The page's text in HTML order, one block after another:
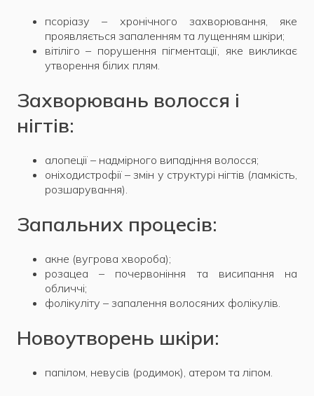
псоріазу – хронічного захворювання, яке
проявляється запаленням та лущенням шкіри;
вітіліго – порушення пігментації, яке викликає
утворення білих плям.
Захворювань волосся і
нігтів:
алопеції – надмірного випадіння волосся;
оніходистрофії – змін у структурі нігтів (ламкість,
розшарування).
Запальних процесів:
акне (вугрова хвороба);
розацеа – почервоніння та висипання на
обличчі;
фолікуліту – запалення волосяних фолікулів.
Новоутворень шкіри:
папілом, невусів (родимок), атером та ліпом.